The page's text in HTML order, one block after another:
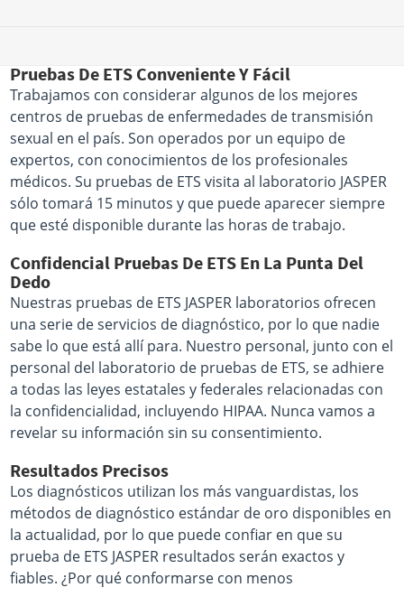
Pruebas De ETS Conveniente Y Fácil
Trabajamos con considerar algunos de los mejores
centros de pruebas de enfermedades de transmisión
sexual en el país. Son operados por un equipo de
expertos, con conocimientos de los profesionales
médicos. Su pruebas de ETS visita al laboratorio JASPER
sólo tomará 15 minutos y que puede aparecer siempre
que esté disponible durante las horas de trabajo.
Confidencial Pruebas De ETS En La Punta Del
Dedo
Nuestras pruebas de ETS JASPER laboratorios ofrecen
una serie de servicios de diagnóstico, por lo que nadie
sabe lo que está allí para. Nuestro personal, junto con el
personal del laboratorio de pruebas de ETS, se adhiere
a todas las leyes estatales y federales relacionadas con
la confidencialidad, incluyendo HIPAA. Nunca vamos a
revelar su información sin su consentimiento.
Resultados Precisos
Los diagnósticos utilizan los más vanguardistas, los
métodos de diagnóstico estándar de oro disponibles en
la actualidad, por lo que puede confiar en que su
prueba de ETS JASPER resultados serán exactos y
fiables. ¿Por qué conformarse con menos